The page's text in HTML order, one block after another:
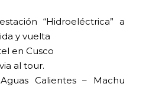
“Hidroeléctrica” a
y vuelta
en Cusco
al tour.
Calientes – Machu